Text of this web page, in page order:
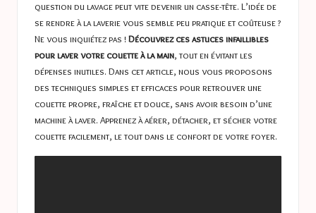
question du lavage peut vite devenir un casse-tête. L’idée de
se rendre à la laverie vous semble peu pratique et coûteuse ?
Ne vous inquiétez pas !Découvrez ces astuces infaillibles
pour laver votre couette à la main, tout en évitant les
dépenses inutiles. Dans cet article, nous vous proposons
des techniques simples et efficaces pour retrouver une
couette propre, fraîche et douce, sans avoir besoin d’une
machine à laver. Apprenez à aérer, détacher, et sécher votre
couette facilement, le tout dans le confort de votre foyer.